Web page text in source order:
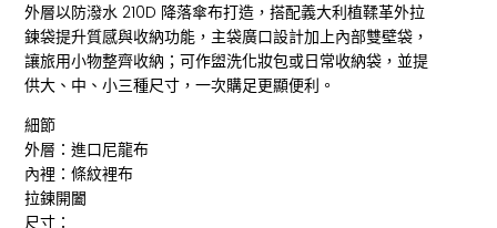
外層以防潑水 210D 降落傘布打造，搭配義大利植鞣革外拉
鍊袋提升質感與收納功能，主袋廣口設計加上內部雙壁袋，
讓旅用小物整齊收納；可作盥洗化妝包或日常收納袋，並提
供大、中、小三種尺寸，一次購足更顯便利。
細節
外層：進口尼龍布
內裡：條紋裡布
拉鍊開闔
尺寸：